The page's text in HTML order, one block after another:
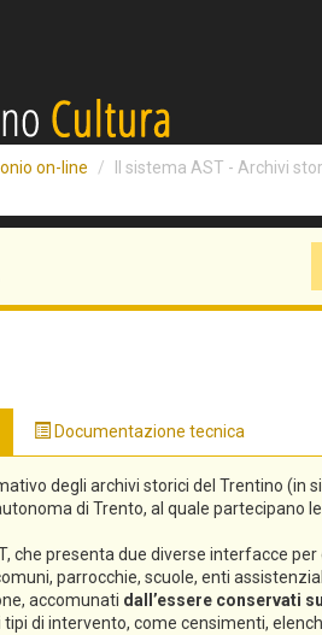
on-line Il sistema AST - Archivi
Documentazione tecnica
degli archivi storici del Trentino (in
di Trento, al quale partecipano
che presenta due diverse interfacce
parrocchie, scuole, enti
accomunati dall’essere conservati
di intervento, come censimenti,